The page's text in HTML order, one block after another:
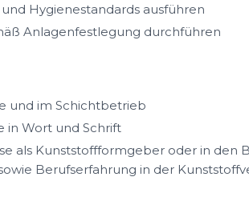
Hygienestandards ausführen
Anlagenfestlegung durchführen
und im Schichtbetrieb
in Wort und Schrift
als Kunststoffformgeber oder in den
Berufserfahrung in der